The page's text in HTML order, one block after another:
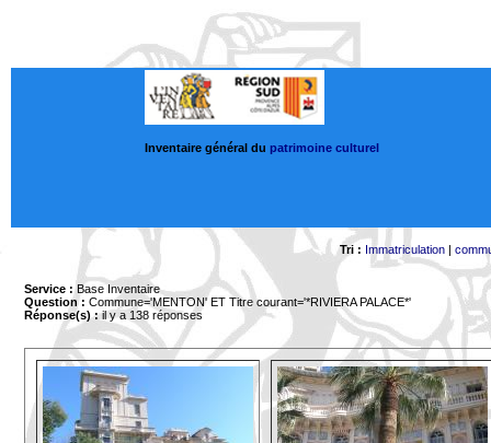
Inventaire général du patrimoine culturel
Tri : Immatriculation|
Service : Base Inventaire
Question : Commune='MENTON' ET Titre courant='*RIVIERA PALACE*'
Réponse(s) :il y a 138 réponses